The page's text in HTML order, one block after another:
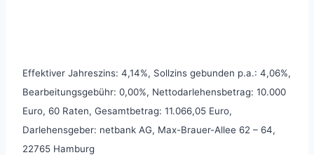
Effektiver Jahreszins: 4,14%, Sollzins gebunden p.a.: 4,06%,
Bearbeitungsgebühr: 0,00%, Nettodarlehensbetrag: 10.000
Euro, 60 Raten, Gesamtbetrag: 11.066,05 Euro,
Darlehensgeber: netbank AG, Max-Brauer-Allee 62 – 64,
22765 Hamburg